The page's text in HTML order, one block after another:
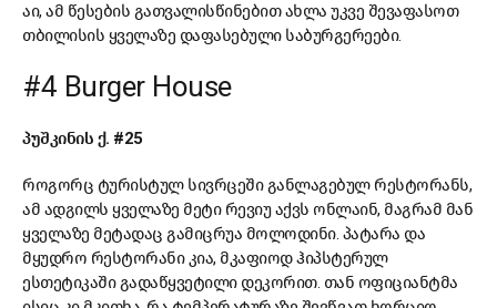
აი, ამ წესების გათვალისწინებით ახლა უკვე შევაფასოთ
თბილისის ყველაზე დაფასებული საბურგერეები.
#4 Burger House
პუშკინის ქ. #25
როგორც ტურისტულ სივრცეში განლაგებულ რესტორანს,
ამ ადგილს ყველაზე მეტი რევიუ აქვს ონლაინ, მაგრამ მან
ყველაზე მეტადაც გამიცრუა მოლოდინი. პატარა და
მყუდრო რესტორანი კია, მკაფიოდ ჰიპსტერულ
ესთეტიკაში გადაწყვეტილი დეკორით. თან ოფიციანტმა